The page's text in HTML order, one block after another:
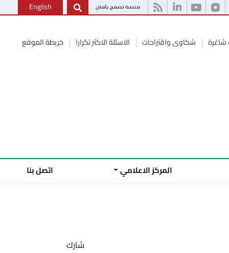
English
شكاوى واقتراحات الاسئلة الاكثر تكرارا خريطة الموقع
المركز الاعلامي اتصل بنا
شارك